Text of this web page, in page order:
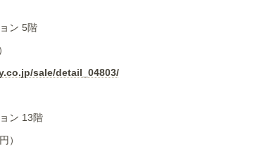
ン 5階
sale/detail_04803/
ン 13階
）